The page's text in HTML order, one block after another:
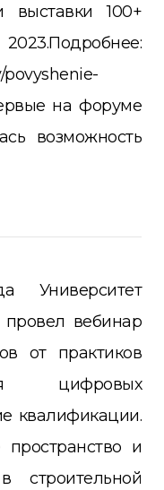
выставки 100+
povyshenie-
на форуме
возможность
Университет
вебинар
от практиков
цифровых
квалификации.
и